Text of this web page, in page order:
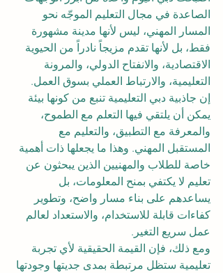
الصاعدة في مجال التعليم الموجّه نحو
المسار المهني، ليس لأنها مدينة مشهورة
فقط، بل لأنها تقدم مزيجاً نادراً من الحيوية
الاقتصادية، والانفتاح الدولي، والمرونة
التعليمية، والارتباط العملي بسوق العمل.
إن جاذبية دبي التعليمية تنبع من كونها بيئة
يمكن أن يلتقي فيها التعلم مع الطموح،
والمعرفة مع التطبيق، والتعليم مع
المستقبل المهني. وهذا ما يجعلها ذات أهمية
خاصة للطلاب والمهنيين الذين يبحثون عن
تعليم لا يكتفي بمنح المعلومات، بل
يساعدهم على بناء مسار واضح، وتطوير
كفاءات قابلة للاستخدام، والاستعداد لعالم
عمل سريع التغير.
ومع ذلك، فإن القيمة الحقيقية لأي تجربة
تعليمية ستظل مرتبطة بمدى جديتها وجودتها